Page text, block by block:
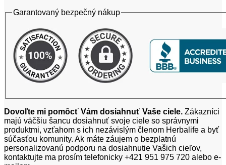
Garantovaný bezpečný nákup
Dovoľte mi pomôcť Vám dosiahnuť Vaše ciele. Zákazníci
majú väčšiu šancu dosiahnuť svoje ciele so správnymi
produktmi, vzťahom s ich nezávislým členom Herbalife a byť
súčasťou komunity. Ak máte záujem o bezplatnú
personalizovanú podporu na dosiahnutie Vašich cieľov,
kontaktujte ma prosím telefonicky +421 951 975 720 alebo e-